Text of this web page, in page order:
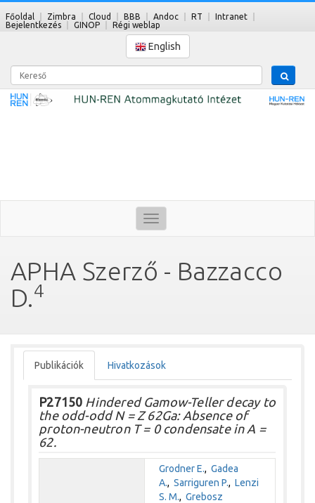
Főoldal Zimbra Cloud BBB Andoc RT
Intranet
Bejelentkezés
GINOP Régi weblap
English
Kereső
Toggle
navigation
APHA Szerző - Bazzacco
D.4
Publikációk Hivatkozások
P27150 Hindered Gamow-Teller decay to
the odd-odd N = Z 62Ga: Absence of
proton-neutron T = 0 condensate in A =
62.
Grodner E.,Gadea
A.,Sarriguren P.,Lenzi
S. M.,Grebosz